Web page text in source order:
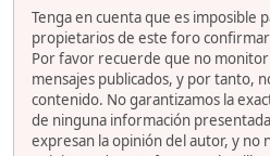
Tenga en cuenta que es imposible
propietarios de este foro confirmar
Por favor recuerde que no
mensajes publicados, y por tanto,
contenido. No garantizamos la
de ninguna información
expresan la opinión del autor, y no